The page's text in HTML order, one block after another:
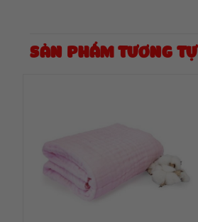
SẢN PHẨM TƯƠNG TỰ